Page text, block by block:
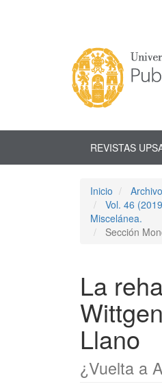
REVISTAS
Inicio
Vol. 46
Miscelánea.
Sección
La
Llano
¿Vuelta a